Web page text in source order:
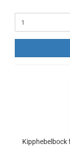
Kipphebelbock